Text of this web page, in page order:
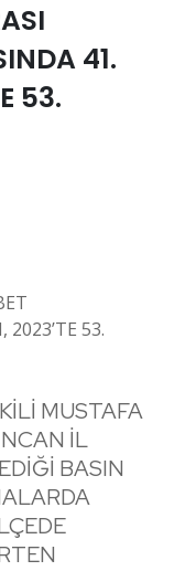
41.
53.
MUSTAFA
İL
BASIN